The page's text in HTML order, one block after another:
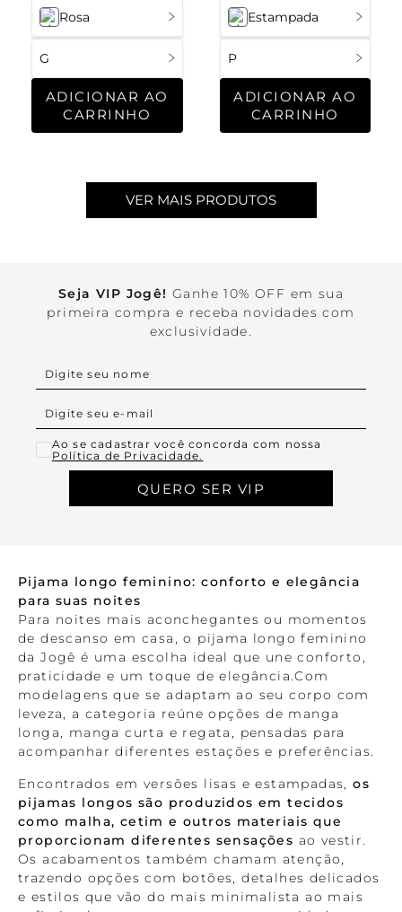
Rosa
G
ADICIONAR AO
CARRINHO
Estampada
P
ADICIONAR AO
CARRINHO
Seja VIP Jogê! Ganhe 10% OFF em sua
primeira compra e receba novidades com
exclusividade.
Ao se cadastrar você concorda com nossa
Política de Privacidade.
QUERO SER VIP
Pijama longo feminino: conforto e elegância
para suas noites
Para noites mais aconchegantes ou momentos
de descanso em casa, o pijama longo feminino
da Jogê é uma escolha ideal que une conforto,
praticidade e um toque de elegância.Com
modelagens que se adaptam ao seu corpo com
leveza, a categoria reúne opções de manga
longa, manga curta e regata, pensadas para
acompanhar diferentes estações e preferências.
Encontrados em versões lisas e estampadas,os
pijamas longos são produzidos em tecidos
como malha, cetim e outros materiais que
proporcionam diferentes sensações ao vestir.
Os acabamentos também chamam atenção,
trazendo opções com botões, detalhes delicados
e estilos que vão do mais minimalista ao mais